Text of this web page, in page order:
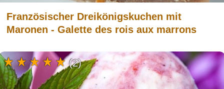
Französischer Dreikönigskuchen mit
Maronen - Galette des rois aux marrons
(2)